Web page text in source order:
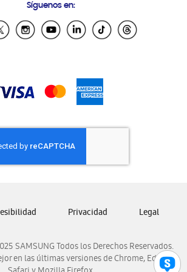
Samsung Ecuador
Samsung El Salvador
Samsung Nicaragua
Samsung Panamá
República Dominicana
Samsung Venezuela
Síguenos en:
SAMSUNG Todos los Derechos Reservados.
en las últimas versiones de Chrome, Edge,
Privacidad Legal